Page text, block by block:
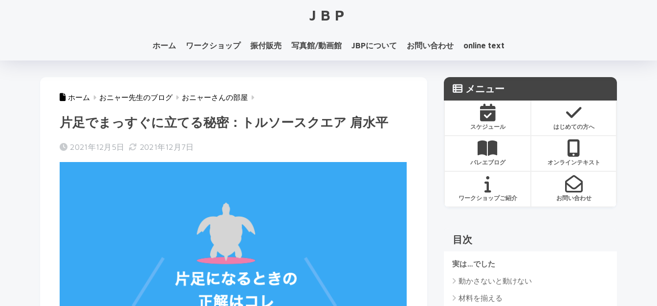
JBP
ホーム ワークショップ 振付販売 写真館/動画館 JBPについて お問い合わせ online text
ホーム おニャー先生のブログ おニャーさんの部屋
片足でまっすぐに立てる秘密：トルソースクエア 肩水平
2021年12月5日 2021年12月7日
メニュー
スケジュール はじめての方へ
バレエブログ オンラインテキスト
ワークショップご紹介 お問い合わせ
目次
実は…でした
動かさないと動けない
材料を揃える